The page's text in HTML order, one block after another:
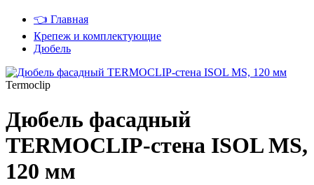
👈 Главная
Крепеж и комплектующие
Дюбель
Termoclip
Дюбель фасадный
TERMOCLIP-стена ISOL MS,
120 мм